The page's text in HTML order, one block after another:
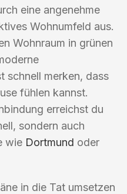
eine angenehme
Wohnumfeld aus.
Wohnraum in grünen
schnell merken, dass
fühlen kannst.
erreichst du
sondern auch
wie Dortmund oder
in die Tat umsetzen